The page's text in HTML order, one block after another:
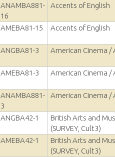
ANAMBA881-
16
Accents of English
AMEBA81-15
Accents of English
ANGBA81-3
American Cinema /
AMEBA81-3
American Cinema /
ANAMBA881-
3
American Cinema /
ANGBA42-1
British Arts and
(SURVEY, Cult3)
AMEBA42-1
British Arts and
(SURVEY, Cult3)